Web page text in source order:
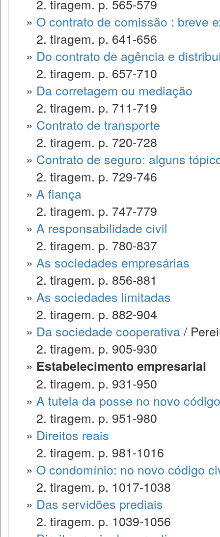
2. tiragem. p. 565-579
» O contrato de comissão : breve
2. tiragem. p. 641-656
» Do contrato de agência e
2. tiragem. p. 657-710
» Da corretagem ou mediação
2. tiragem. p. 711-719
» Contrato de transporte
2. tiragem. p. 720-728
» Contrato de seguro: alguns
2. tiragem. p. 729-746
» A fiança
2. tiragem. p. 747-779
» A responsabilidade civil
2. tiragem. p. 780-837
» As sociedades empresárias
2. tiragem. p. 856-881
» As sociedades limitadas
2. tiragem. p. 882-904
» Da sociedade cooperativa/
2. tiragem. p. 905-930
» Estabelecimento empresarial
2. tiragem. p. 931-950
» A tutela da posse no novo
2. tiragem. p. 951-980
» Direitos reais
2. tiragem. p. 981-1016
» O condomínio: no novo código
2. tiragem. p. 1017-1038
» Das servidões prediais
2. tiragem. p. 1039-1056